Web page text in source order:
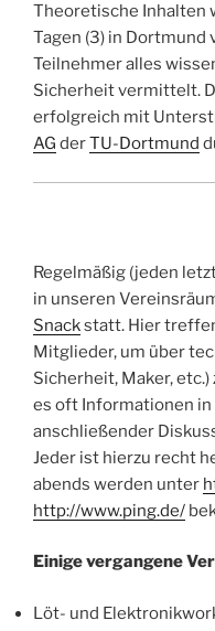
Theoretische Inhalten
Tagen (3) in
Teilnehmer alles
Sicherheit vermittelt.
erfolgreich mit
AG derTU-Dortmund
Regelmäßig (jeden
in unseren
Snackstatt. Hier
Mitglieder, um über
Sicherheit, Maker,
es oft Informationen in
anschließender
Jeder ist hierzu recht
abends werden unter
http://www.ping.de/
Einige vergangene
Löt- und